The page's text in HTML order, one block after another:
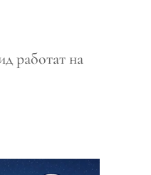
работат на